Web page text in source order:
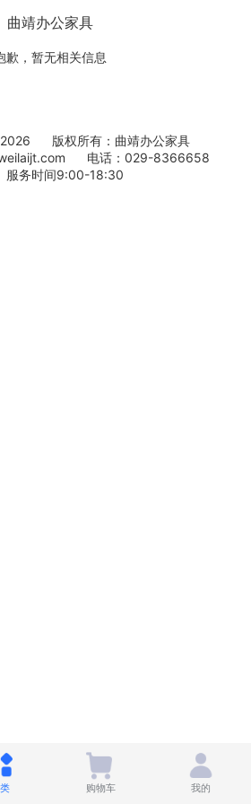
曲靖办公家具
歉，暂无相关信息
版权所有：曲靖办公家具
电话：029-8366658
务时间9:00-18:30
购物车 我的